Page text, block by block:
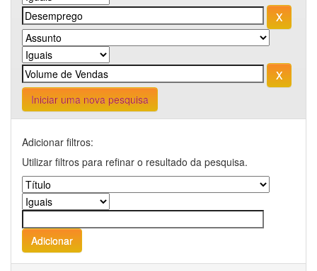
Iniciar uma nova pesquisa
Adicionar filtros:
Utilizar filtros para refinar o resultado da pesquisa.